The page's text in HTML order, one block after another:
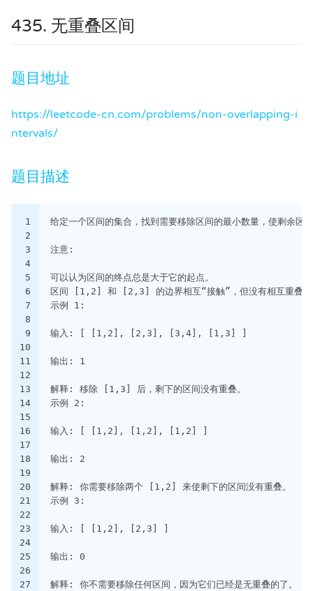
435. 无重叠区间
题目地址
https://leetcode-cn.com/problems/non-overlapping-i
ntervals/
题目描述
1
2
3
4
5
6
7
8
9
10
11
12
13
14
15
16
17
18
19
20
21
22
23
24
25
26
27
给定一个区间的集合，找到需要移除区间的最小数量，使剩余区
注意:
可以认为区间的终点总是大于它的起点。
区间 [1,2] 和 [2,3] 的边界相互“接触”，但没有相互重叠。
示例 1:
输入: [ [1,2], [2,3], [3,4], [1,3] ]
输出: 1
解释: 移除 [1,3] 后，剩下的区间没有重叠。
示例 2:
输入: [ [1,2], [1,2], [1,2] ]
输出: 2
解释: 你需要移除两个 [1,2] 来使剩下的区间没有重叠。
示例 3:
输入: [ [1,2], [2,3] ]
输出: 0
解释: 你不需要移除任何区间，因为它们已经是无重叠的了。